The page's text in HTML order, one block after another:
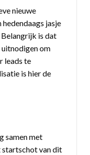
nieuwe
jasje
is dat
om
leads te
is hier de
samen met
startschot van dit